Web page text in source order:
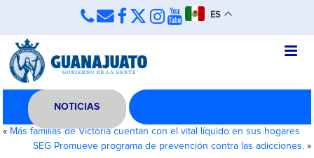
ES
NOTICIAS
« Más familias de Victoria cuentan con el vital líquido en sus hogares
SEG Promueve programa de prevención contra las adicciones.»